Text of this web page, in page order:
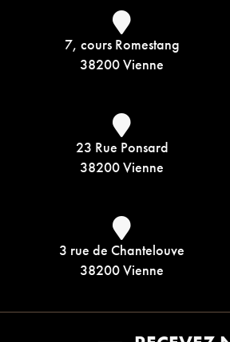
7, cours Romestang
38200 Vienne
23 Rue Ponsard
38200 Vienne
3 rue de Chantelouve
38200 Vienne